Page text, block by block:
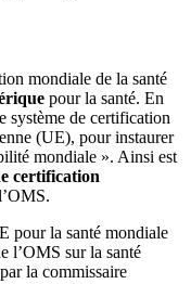
mondiale de la santé
pour la santé. En
système de certification
(UE), pour instaurer
mondiale ». Ainsi est
certification
pour la santé mondiale
l’OMS sur la santé
la commissaire